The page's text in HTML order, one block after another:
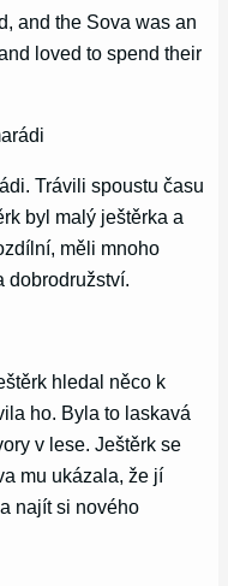
and the Sova was an
loved to spend their
Trávili spoustu času
byl malý ještěrka a
měli mnoho
dobrodružství.
hledal něco k
ho. Byla to laskavá
v lese. Ještěrk se
mu ukázala, že jí
najít si nového